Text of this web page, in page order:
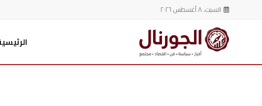
السبت، ٨ أغسطس ٢٠٢٦